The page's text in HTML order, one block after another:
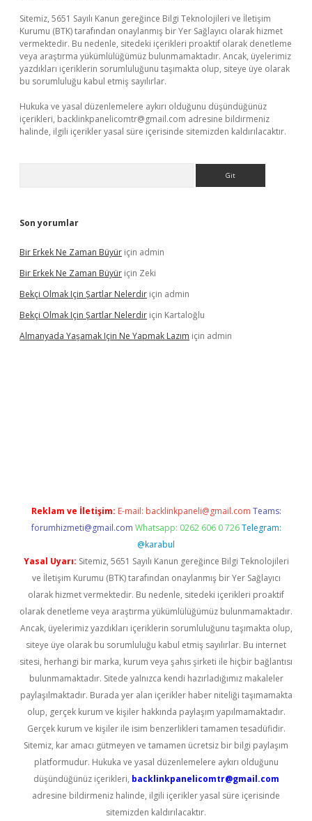
Sitemiz, 5651 Sayılı Kanun gereğince Bilgi Teknolojileri ve İletişim
Kurumu (BTK) tarafından onaylanmış bir Yer Sağlayıcı olarak hizmet
vermektedir. Bu nedenle, sitedeki içerikleri proaktif olarak denetleme
veya araştırma yükümlülüğümüz bulunmamaktadır. Ancak, üyelerimiz
yazdıkları içeriklerin sorumluluğunu taşımakta olup, siteye üye olarak
bu sorumluluğu kabul etmiş sayılırlar.
Hukuka ve yasal düzenlemelere aykırı olduğunu düşündüğünüz
içerikleri, backlinkpanelicomtr@gmail.com adresine bildirmeniz
halinde, ilgili içerikler yasal süre içerisinde sitemizden kaldırılacaktır.
Son yorumlar
Bir Erkek Ne Zaman Büyür için admin
Bir Erkek Ne Zaman Büyür için Zeki
Bekçi Olmak Için Şartlar Nelerdir için admin
Bekçi Olmak Için Şartlar Nelerdir için Kartaloğlu
Almanyada Yaşamak Için Ne Yapmak Lazım için admin
Reklam ve İletişim: E-mail: backlinkpaneli@gmail.com Teams:
forumhizmeti@gmail.com Whatsapp: 0262 606 0 726 Telegram:
@karabul
Yasal Uyarı: Sitemiz, 5651 Sayılı Kanun gereğince Bilgi Teknolojileri
ve İletişim Kurumu (BTK) tarafından onaylanmış bir Yer Sağlayıcı
olarak hizmet vermektedir. Bu nedenle, sitedeki içerikleri proaktif
olarak denetleme veya araştırma yükümlülüğümüz bulunmamaktadır.
Ancak, üyelerimiz yazdıkları içeriklerin sorumluluğunu taşımakta olup,
siteye üye olarak bu sorumluluğu kabul etmiş sayılırlar. Bu internet
sitesi, herhangi bir marka, kurum veya şahıs şirketi ile hiçbir bağlantısı
bulunmamaktadır. Sitede yalnızca kendi hazırladığımız makaleler
paylaşılmaktadır. Burada yer alan içerikler haber niteliği taşımamakta
olup, gerçek kurum ve kişiler hakkında paylaşım yapılmamaktadır.
Gerçek kurum ve kişiler ile isim benzerlikleri tamamen tesadüfidir.
Sitemiz, kar amacı gütmeyen ve tamamen ücretsiz bir bilgi paylaşım
platformudur. Hukuka ve yasal düzenlemelere aykırı olduğunu
düşündüğünüz içerikleri, backlinkpanelicomtr@gmail.com
adresine bildirmeniz halinde, ilgili içerikler yasal süre içerisinde
sitemizden kaldırılacaktır.